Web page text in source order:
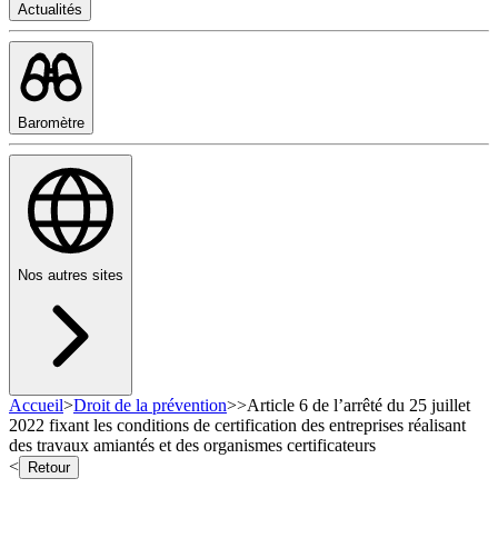
Actualités
Baromètre
Nos autres sites
Accueil>Droit de la prévention>>Article 6 de l’arrêté du 25 juillet
2022 fixant les conditions de certification des entreprises réalisant
des travaux amiantés et des organismes certificateurs
<
Retour